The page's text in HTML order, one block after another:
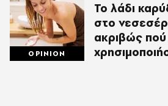
OPINION
Το λάδι
στο
ακριβώς πού